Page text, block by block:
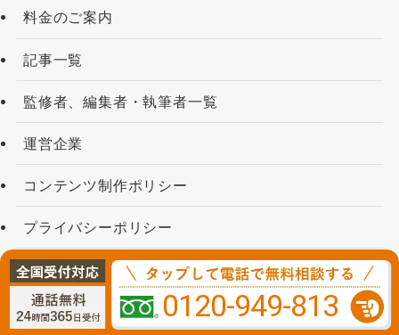
0120-949-813
料金のご案内
記事一覧
監修者、編集者・執筆者一覧
運営企業
コンテンツ制作ポリシー
プライバシーポリシー
利用規約
無料相談窓口